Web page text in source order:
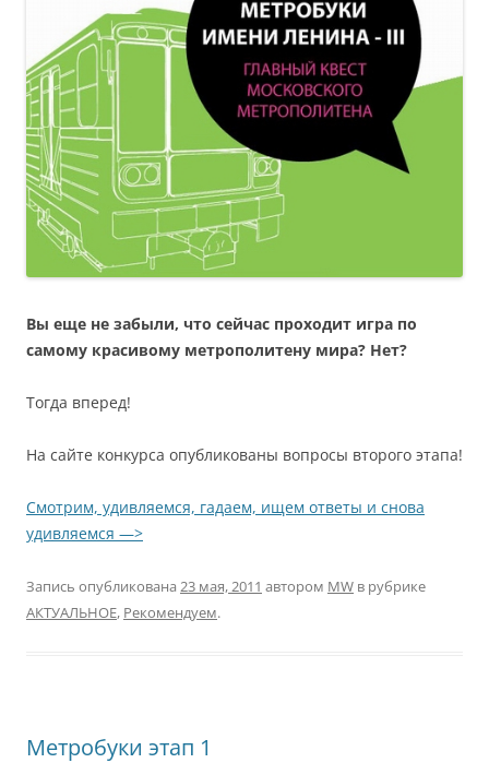
Вы еще не забыли, что сейчас проходит игра по
самому красивому метрополитену мира? Нет?
Тогда вперед!
На сайте конкурса опубликованы вопросы второго этапа!
Смотрим, удивляемся, гадаем, ищем ответы и снова
удивляемся —>
Запись опубликована 23 мая, 2011 автором MW в рубрике
АКТУАЛЬНОЕ, Рекомендуем.
Метробуки этап 1